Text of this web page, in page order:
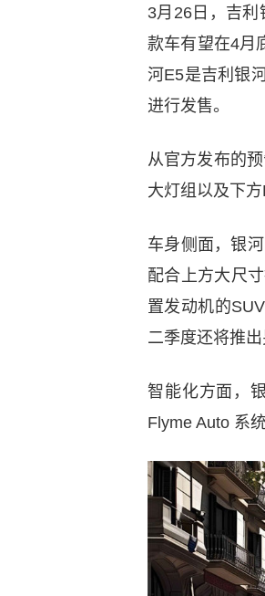
3月26日，吉
款车有望在4月
河E5是吉利银
进行发售。
从官方发布的
大灯组以及下
车身侧面，银
配合上方大尺
置发动机的
二季度还将推
智能化方面，
Flyme Auto 系统